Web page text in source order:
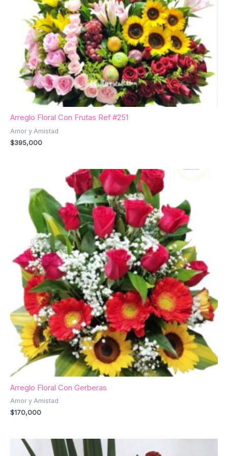
Arreglo Floral Con Frutas Ref #251
Amor y Amistad
$395,000
Arreglo Floral Con Gerberas
Amor y Amistad
$170,000